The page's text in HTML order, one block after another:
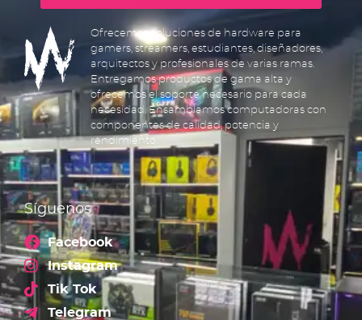
Ofrecemos soluciones de hardware para
gamers, streamers, estudiantes, diseñadores,
arquitectos y profesionales de varias ramas.
Entregamos productos de gama alta y
ofrecemos el soporte necesario para cada
necesidad. Ensamblamos computadoras con
componentes de calidad, potencia y
rendimiento.
Síguenos
Facebook
Instagram
Tik Tok
Telegram